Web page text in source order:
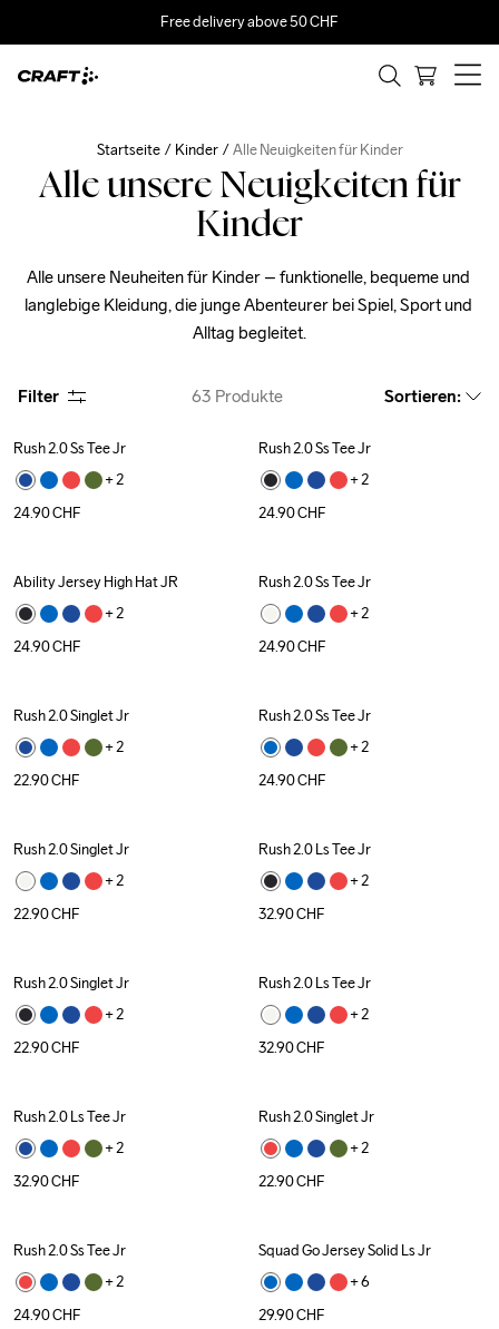
Free delivery above 50 CHF
Startseite Kinder Alle Neuigkeiten für Kinder
Alle unsere Neuigkeiten für
Kinder
Alle unsere Neuheiten für Kinder – funktionelle, bequeme und
langlebige Kleidung, die junge Abenteurer bei Spiel, Sport und
Alltag begleitet.
Filter 63 Produkte Sortieren:
Rush 2.0 Ss Tee Jr
+ 2
24.90CHF
Rush 2.0 Ss Tee Jr
+ 2
24.90CHF
Ability Jersey High Hat JR
+ 2
24.90CHF
Rush 2.0 Ss Tee Jr
+ 2
24.90CHF
Rush 2.0 Singlet Jr
+ 2
22.90CHF
Rush 2.0 Ss Tee Jr
+ 2
24.90CHF
Rush 2.0 Singlet Jr
+ 2
22.90CHF
Rush 2.0 Ls Tee Jr
+ 2
32.90CHF
Rush 2.0 Singlet Jr
+ 2
22.90CHF
Rush 2.0 Ls Tee Jr
+ 2
32.90CHF
Rush 2.0 Ls Tee Jr
+ 2
32.90CHF
Rush 2.0 Singlet Jr
+ 2
22.90CHF
Rush 2.0 Ss Tee Jr
+ 2
24.90CHF
Squad Go Jersey Solid Ls Jr
+ 6
29.90CHF